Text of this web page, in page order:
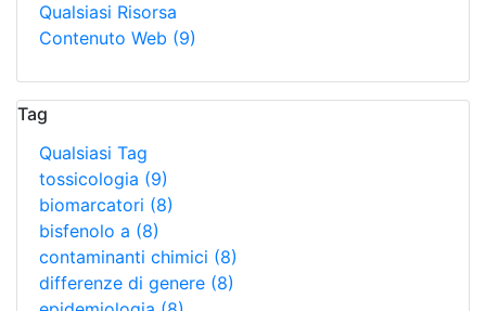
Qualsiasi Risorsa
Contenuto Web (9)
Tag
Qualsiasi Tag
tossicologia (9)
biomarcatori (8)
bisfenolo a (8)
contaminanti chimici (8)
differenze di genere (8)